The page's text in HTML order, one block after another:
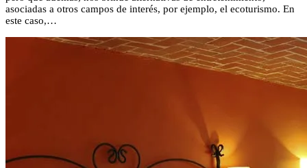
asociadas a otros campos de interés, por ejemplo, el ecoturismo. En
este caso,…